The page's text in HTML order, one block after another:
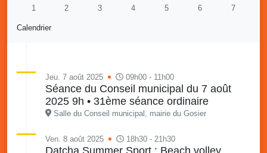
Calendrier
1 2 3 4 5 6 7
Jeu. 7 août 2025 09h00 - 11h00
Séance du Conseil municipal du 7 août
2025 9h • 31ème séance ordinaire
Salle du Conseil municipal, mairie du Gosier
Ven. 8 août 2025 18h30 - 21h30
Datcha Summer Sport : Beach volley